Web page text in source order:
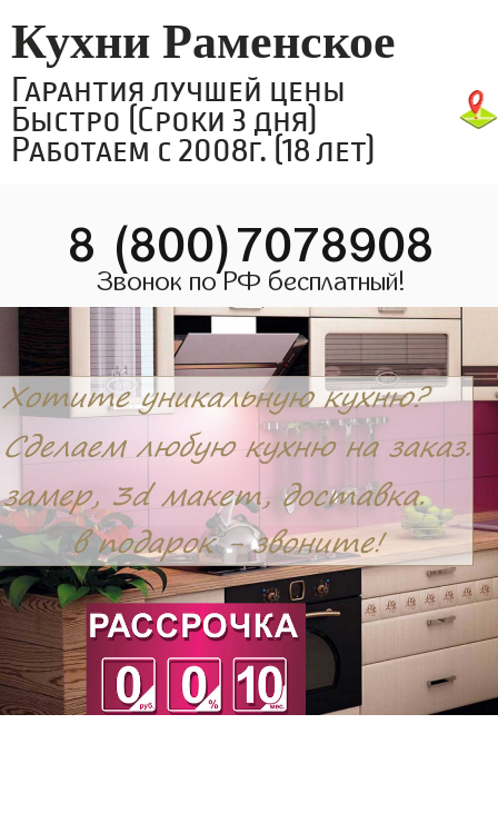
Кухни Раменское
Гарантия лучшей цены
Быстро (Сроки 3 дня)
Работаем с 2008г. (18 лет)
8 (800)7078908
Звонок по РФ бесплатный!